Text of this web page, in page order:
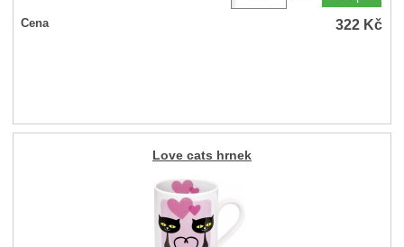
Cena 322 Kč
Love cats hrnek